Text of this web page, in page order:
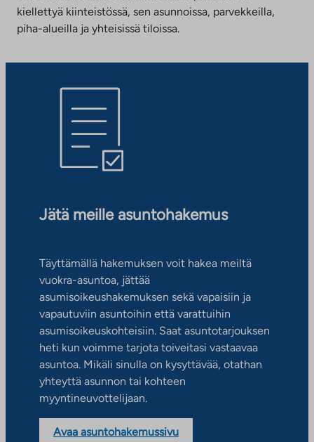
kiellettyä kiinteistössä, sen asunnoissa, parvekkeilla,
piha-alueilla ja yhteisissä tiloissa.
Jätä meille asuntohakemus
Täyttämällä hakemuksen voit hakea meiltä
vuokra-asuntoa, jättää
asumisoikeushakemuksen sekä vapaisiin ja
vapautuviin asuntoihin että varattuihin
asumisoikeuskohteisiin. Saat asuntotarjouksen
heti kun voimme tarjota toiveitasi vastaavaa
asuntoa. Mikäli sinulla on kysyttävää, otathan
yhteyttä asunnon tai kohteen
myyntineuvottelijaan.
Avaa asuntohakemussivu